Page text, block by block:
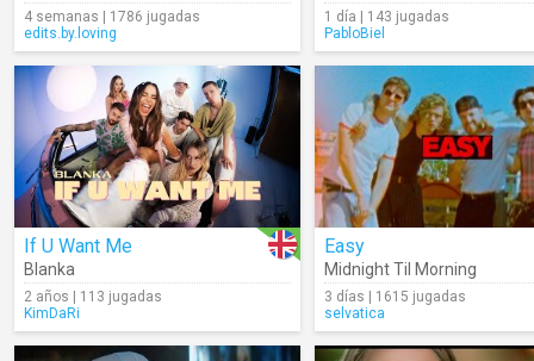
4 semanas | 1786 jugadas
edits.by.loving
1 día | 143 jugadas
PabloBiel
If U Want Me
Blanka
2 años | 113 jugadas
KimDaRi
Easy
Midnight Til Morning
3 días | 1615 jugadas
selvatica